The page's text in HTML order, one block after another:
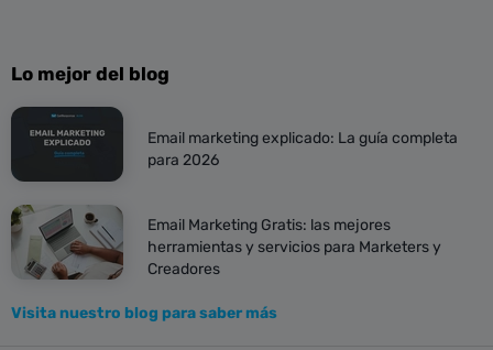
Lo mejor del blog
Email marketing explicado: La guía completa
para 2026
Email Marketing Gratis: las mejores
herramientas y servicios para Marketers y
Creadores
Visita nuestro blog para saber más